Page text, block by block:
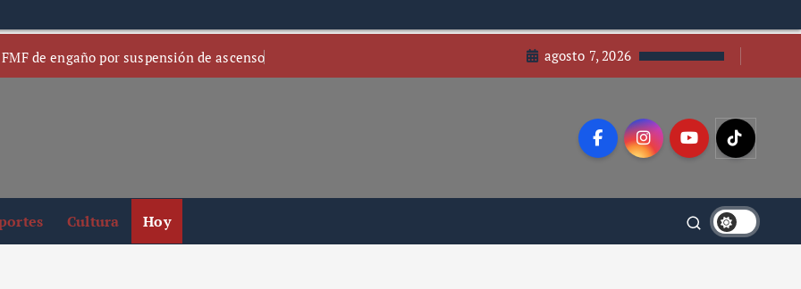
de engaño por suspensión de ascenso agosto 7, 2026
Cultura Hoy